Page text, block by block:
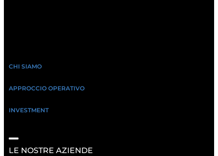
CHI SIAMO
APPROCCIO OPERATIVO
INVESTMENT
LE NOSTRE AZIENDE